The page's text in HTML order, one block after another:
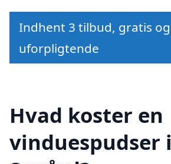
Indhent 3 tilbud, gratis og
uforpligtende
Hvad koster en
vinduespudser i